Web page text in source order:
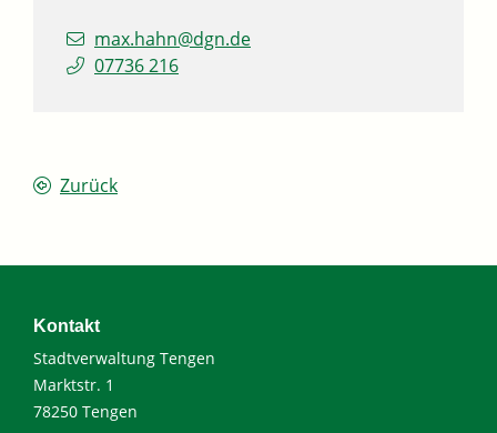
max.hahn@dgn.de
07736 216
Zurück
Kontakt
Stadtverwaltung Tengen
Marktstr. 1
78250 Tengen